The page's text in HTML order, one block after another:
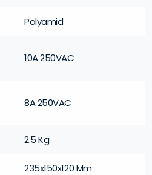
Polyamid
10A 250VAC
8A 250VAC
2.5 Kg
235x150x120 Mm